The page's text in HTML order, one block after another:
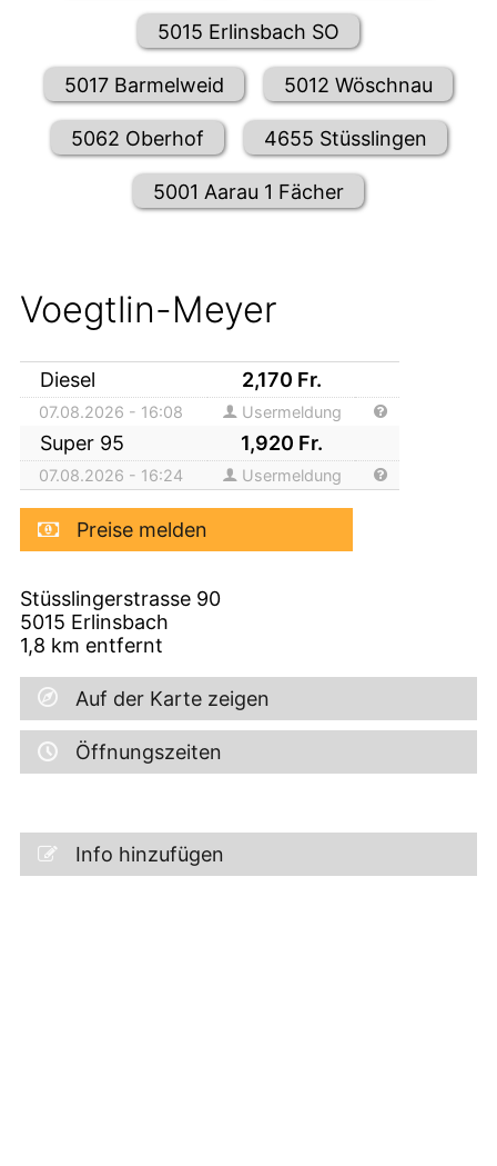
5015 Erlinsbach SO
5017 Barmelweid 5012 Wöschnau
5062 Oberhof 4655 Stüsslingen
5001 Aarau 1 Fächer
Voegtlin-Meyer
Diesel 2,170 Fr.
07.08.2026 - 16:08 Usermeldung
Super 95 1,920 Fr.
07.08.2026 - 16:24 Usermeldung
Preise melden
Stüsslingerstrasse 90
5015 Erlinsbach
1,8 km entfernt
Auf der Karte zeigen
Öffnungszeiten
Info hinzufügen